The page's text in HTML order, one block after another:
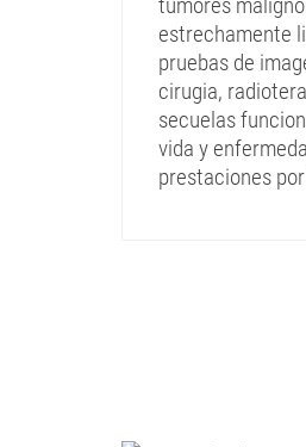
estrechamente
pruebas de
cirugia,
secuelas
vida y
prestaciones